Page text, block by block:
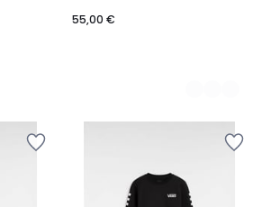
55,00 €